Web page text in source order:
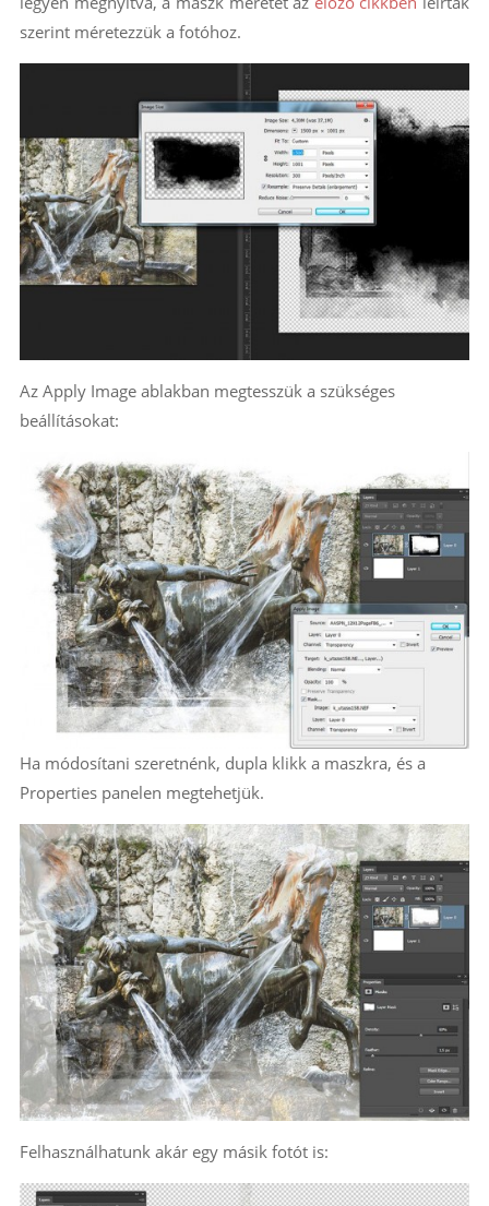
szerint méretezzük a fotóhoz.
Az Apply Image ablakban megtesszük a szükséges
beállításokat:
Ha módosítani szeretnénk, dupla klikk a maszkra, és a
Properties panelen megtehetjük.
Felhasználhatunk akár egy másik fotót is: